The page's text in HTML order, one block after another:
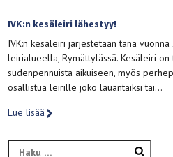
IVK:n kesäleiri lähestyy!
IVK:n kesäleiri järjestetään tänä
leirialueella, Rymättylässä. Kesäleiri
sudenpennuista aikuiseen, myös
osallistua leirille joko lauantaiksi tai…
Lue lisää
Haku: